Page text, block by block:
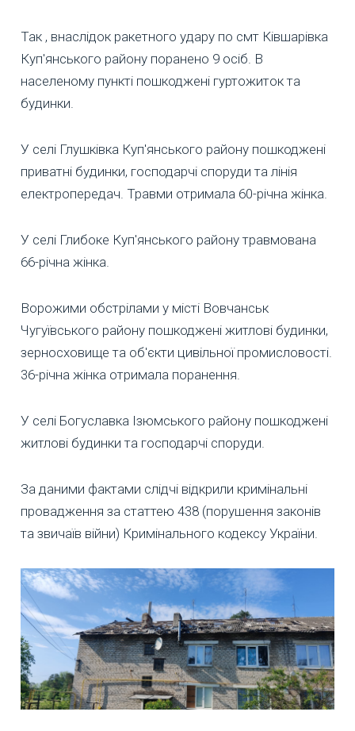
Так , внаслідок ракетного удару по смт Ківшарівка
Куп'янського району поранено 9 осіб. В
населеному пункті пошкоджені гуртожиток та
будинки.
У селі Глушківка Куп'янського району пошкоджені
приватні будинки, господарчі споруди та лінія
електропередач. Травми отримала 60-річна жінка.
У селі Глибоке Куп'янського району травмована
66-річна жінка.
Ворожими обстрілами у місті Вовчанськ
Чугуївського району пошкоджені житлові будинки,
зерносховище та об'єкти цивільної промисловості.
36-річна жінка отримала поранення.
У селі Богуславка Ізюмського району пошкоджені
житлові будинки та господарчі споруди.
За даними фактами слідчі відкрили кримінальні
провадження за статтею 438 (порушення законів
та звичаїв війни) Кримінального кодексу України.